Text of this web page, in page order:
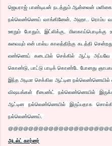
ஜெயராஜ் பாண்டியன் நடத்தும் ஆன்லைன் மளிகை
நல்லெண்ணெய் வாங்கினேன். அஹா.. ரொம்ப
ஊறும் போதும், இட்லிக்கு, மிளகாய்பொடிக்கு
சுவையும் என் பால்ய காலத்திற்கு கடத்தி
எண்ணெய் கடையில் செக்கில் ஆட்டி
கொண்டு, பாட்டு பாடிக் கொண்டே போனது ஞாபகம்
இந்த அடிமா செக்கில ஆட்டின நல்லெண்ணெயில்
விஷயங்கள் ரீபைண்ட் நல்லெண்ணெயில்
ஆட்டின நல்லெண்ணெயில் இருப்பதாக
நல்லெண்ணெய்.
அடல்ட் கார்னர்